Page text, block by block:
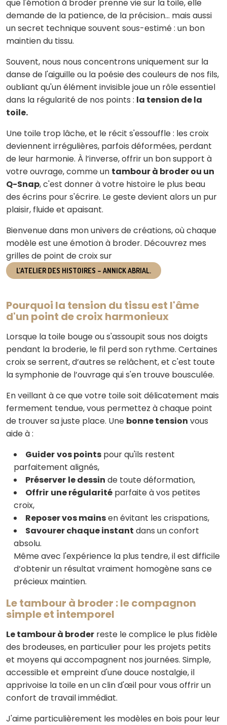
que l'émotion à broder prenne vie sur la toile, elle
demande de la patience, de la précision… mais aussi
un secret technique souvent sous-estimé : un bon
maintien du tissu.
Souvent, nous nous concentrons uniquement sur la
danse de l'aiguille ou la poésie des couleurs de nos fils,
oubliant qu'un élément invisible joue un rôle essentiel
dans la régularité de nos points : la tension de la
toile.
Une toile trop lâche, et le récit s'essouffle : les croix
deviennent irrégulières, parfois déformées, perdant
de leur harmonie. À l’inverse, offrir un bon support à
votre ouvrage, comme un tambour à broder ou un
Q-Snap, c'est donner à votre histoire le plus beau
des écrins pour s'écrire. Le geste devient alors un pur
plaisir, fluide et apaisant.
Bienvenue dans mon univers de créations, où chaque
modèle est une émotion à broder. Découvrez mes
grilles de point de croix sur
L’ATELIER DES HISTOIRES – ANNICK ABRIAL.
Pourquoi la tension du tissu est l'âme
d'un point de croix harmonieux
Lorsque la toile bouge ou s'assoupit sous nos doigts
pendant la broderie, le fil perd son rythme. Certaines
croix se serrent, d’autres se relâchent, et c'est toute
la symphonie de l’ouvrage qui s'en trouve bousculée.
En veillant à ce que votre toile soit délicatement mais
fermement tendue, vous permettez à chaque point
de trouver sa juste place. Une bonne tension vous
aide à :
Guidervos points pour qu'ils restent
parfaitement alignés,
Préserver le dessin de toute déformation,
Offrir une régularité parfaite à vos petites
croix,
Reposer vos mainsen évitant les crispations,
Savourer chaque instant dans un confort
absolu.
Même avec l'expérience la plus tendre, il est difficile
d’obtenir un résultat vraiment homogène sans ce
précieux maintien.
Le tambour à broder : le compagnon
simple et intemporel
Le tambour à broder reste le complice le plus fidèle
des brodeuses, en particulier pour les projets petits
et moyens qui accompagnent nos journées. Simple,
accessible et empreint d'une douce nostalgie, il
apprivoise la toile en un clin d'œil pour vous offrir un
confort de travail immédiat.
J'aime particulièrement les modèles en bois pour leur